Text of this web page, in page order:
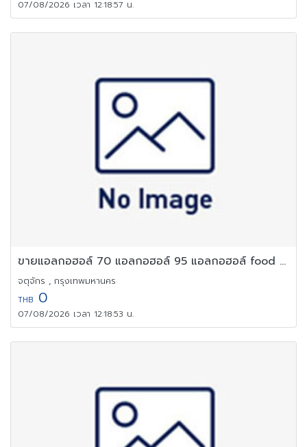
07/08/2026 เวลา 12:18:57 น.
ขายแอลกอฮอล์ 70 แอลกอฮอล์ 95 แอลกอฮอล์ food grade
จตุจักร , กรุงเทพมหานคร
THB 0
07/08/2026 เวลา 12:18:53 น.